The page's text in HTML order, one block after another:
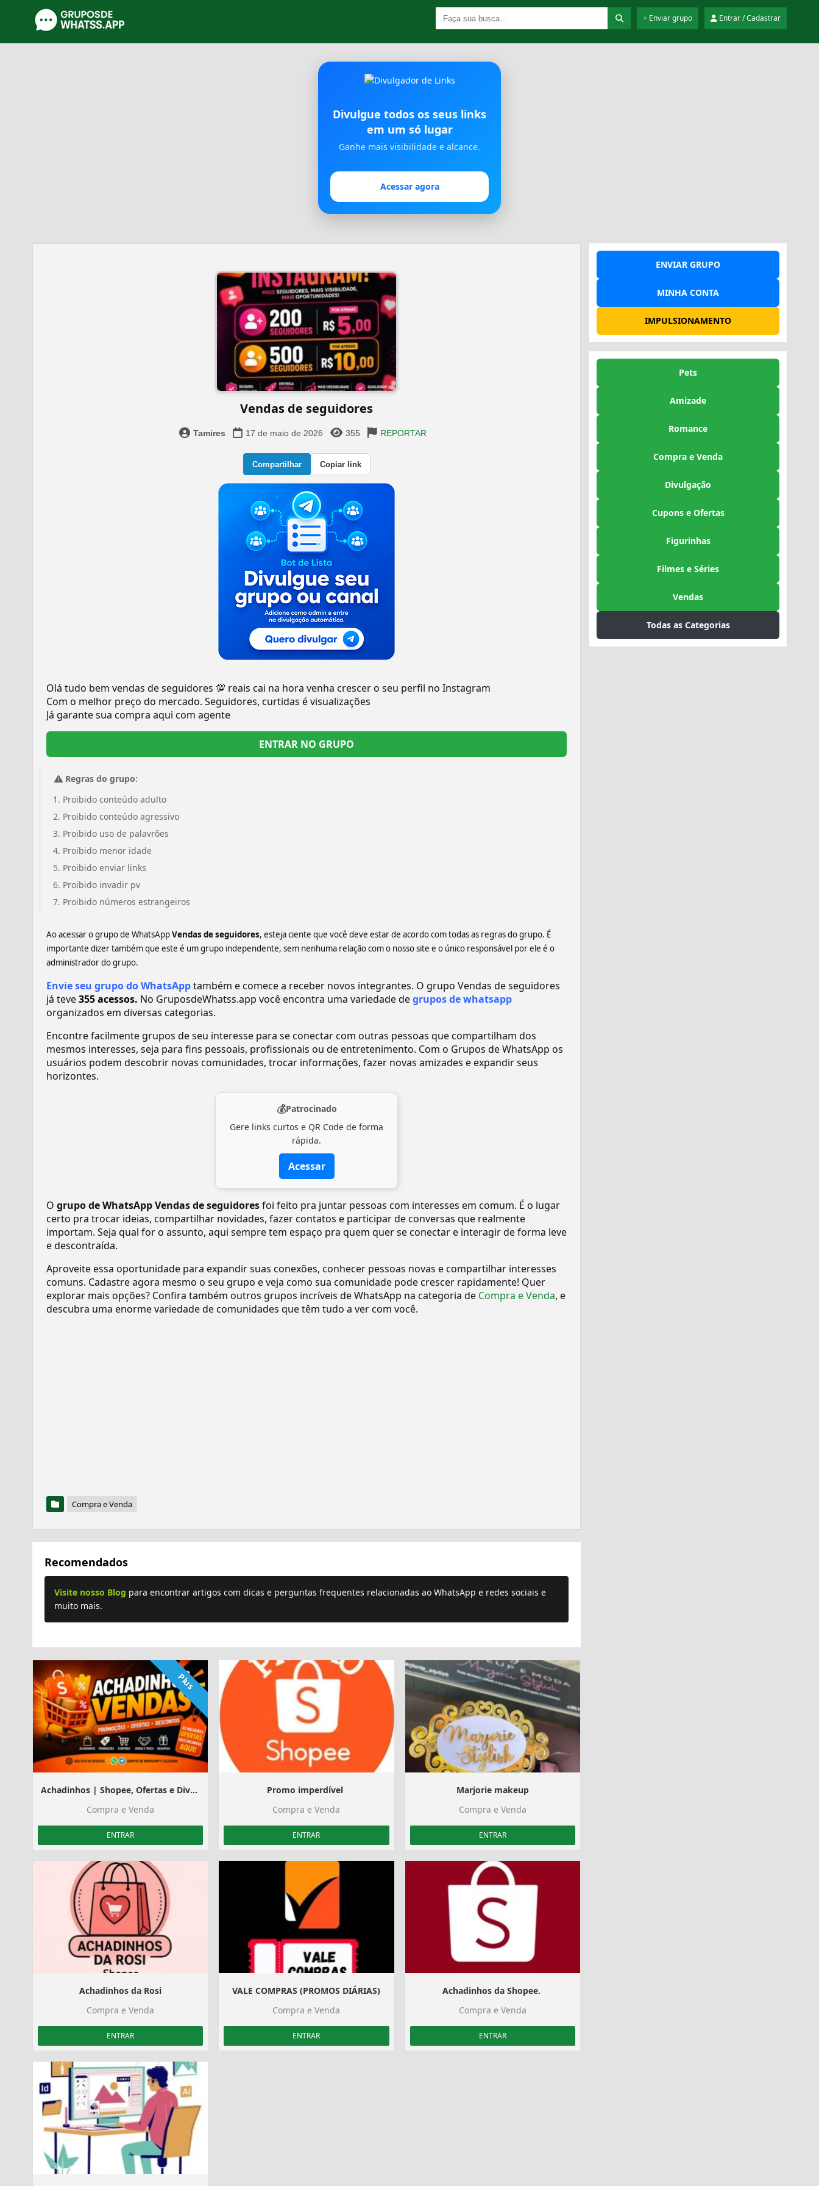
Entrar / Cadastrar
+ Enviar grupo
Divulgue todos os seus links
em um só lugar
Ganhe mais visibilidade e alcance.
Acessar agora
Vendas de seguidores
Tamires 17 de maio de 2026 355 REPORTAR
Compartilhar Copiar link
Olá tudo bem vendas de seguidores 💯 reais cai na hora venha crescer o seu perfil no Instagram
Com o melhor preço do mercado. Seguidores, curtidas é visualizações
Já garante sua compra aqui com agente
ENTRAR NO GRUPO
Regras do grupo:
Proibido conteúdo adulto
Proibido conteúdo agressivo
Proibido uso de palavrões
Proibido menor idade
Proibido enviar links
Proibido invadir pv
Proibido números estrangeiros
Ao acessar o grupo de WhatsAppVendas de seguidores, esteja ciente que você deve estar de acordo com todas as regras do grupo. É
importante dizer também que este é um grupo independente, sem nenhuma relação com o nosso site e o único responsável por ele é o
administrador do grupo.
Envie seu grupo do WhatsApptambém e comece a receber novos integrantes. O grupo Vendas de seguidores
já teve355 acessos. No GruposdeWhatss.app você encontra uma variedade degrupos de whatsapp
organizados em diversas categorias.
Encontre facilmente grupos de seu interesse para se conectar com outras pessoas que compartilham dos
mesmos interesses, seja para fins pessoais, profissionais ou de entretenimento. Com o Grupos de WhatsApp os
usuários podem descobrir novas comunidades, trocar informações, fazer novas amizades e expandir seus
horizontes.
💰Patrocinado
Gere links curtos e QR Code de forma
rápida.
Acessar
O grupo de WhatsApp Vendas de seguidoresfoi feito pra juntar pessoas com interesses em comum. É o lugar
certo pra trocar ideias, compartilhar novidades, fazer contatos e participar de conversas que realmente
importam. Seja qual for o assunto, aqui sempre tem espaço pra quem quer se conectar e interagir de forma leve
e descontraída.
Aproveite essa oportunidade para expandir suas conexões, conhecer pessoas novas e compartilhar interesses
comuns. Cadastre agora mesmo o seu grupo e veja como sua comunidade pode crescer rapidamente! Quer
explorar mais opções? Confira também outros grupos incríveis de WhatsApp na categoria de Compra e Venda, e
descubra uma enorme variedade de comunidades que têm tudo a ver com você.
Compra e Venda
Recomendados
Visite nosso Blog para encontrar artigos com dicas e perguntas frequentes relacionadas ao WhatsApp e redes sociais e
muito mais.
Plus
Achadinhos | Shopee, Ofertas e Divulgação
Compra e Venda
ENTRAR
Promo imperdível ️
Compra e Venda
ENTRAR
Marjorie makeup
Compra e Venda
ENTRAR
Achadinhos da Rosi️
Compra e Venda
ENTRAR
VALE COMPRAS (PROMOS DIÁRIAS)
Compra e Venda
ENTRAR
Achadinhos da Shopee. ️
Compra e Venda
ENTRAR
ENVIAR GRUPO
MINHA CONTA
IMPULSIONAMENTO
Pets
Amizade
Romance
Compra e Venda
Divulgação
Cupons e Ofertas
Figurinhas
Filmes e Séries
Vendas
Todas as Categorias